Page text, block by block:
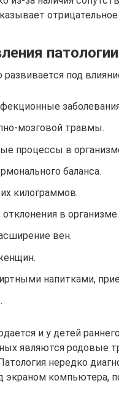
патологии
развивается под
мозговой травмы.
процессы в
баланса.
килограммов.
в организме.
вен.
напитками,
и у детей
являются родовые
нередко
экраном компьютера,